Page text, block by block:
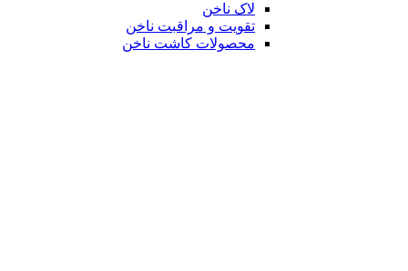
لاک ناخن
تقویت و مراقبت ناخن
محصولات کاشت ناخن